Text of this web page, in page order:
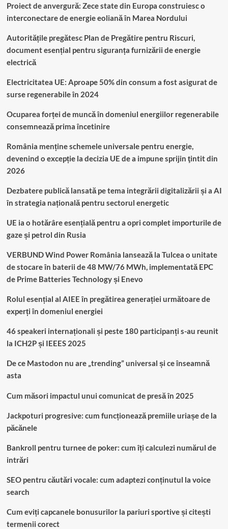
Proiect de anvergură: Zece state din Europa construiesc o
interconectare de energie eoliană în Marea Nordului
Autoritățile pregătesc Plan de Pregătire pentru Riscuri,
document esențial pentru siguranța furnizării de energie
electrică
Electricitatea UE: Aproape 50% din consum a fost asigurat de
surse regenerabile în 2024
Ocuparea forței de muncă în domeniul energiilor regenerabile
consemnează prima încetinire
România menține schemele universale pentru energie,
devenind o excepție la decizia UE de a impune sprijin ţintit din
2026
Dezbatere publică lansată pe tema integrării digitalizării și a AI
în strategia națională pentru sectorul energetic
UE ia o hotărâre esențială pentru a opri complet importurile de
gaze și petrol din Rusia
VERBUND Wind Power România lansează la Tulcea o unitate
de stocare în baterii de 48 MW/76 MWh, implementată EPC
de Prime Batteries Technology și Enevo
Rolul esențial al AIEE în pregătirea generației următoare de
experți în domeniul energiei
46 speakeri internaționali și peste 180 participanți s-au reunit
la ICH2P și IEEES 2025
De ce Mastodon nu are „trending” universal și ce înseamnă
asta
Cum măsori impactul unui comunicat de presă în 2025
Jackpoturi progresive: cum funcționează premiile uriașe de la
păcănele
Bankroll pentru turnee de poker: cum îți calculezi numărul de
intrări
SEO pentru căutări vocale: cum adaptezi conținutul la voice
search
Cum eviți capcanele bonusurilor la pariuri sportive și citești
termenii corect